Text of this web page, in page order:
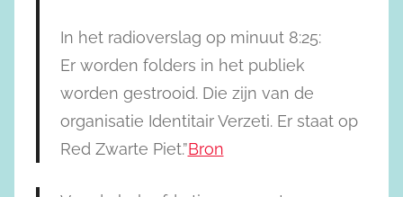
In het radioverslag op minuut 8:25:
Er worden folders in het publiek
worden gestrooid. Die zijn van de
organisatie Identitair Verzeti. Er staat op
Red Zwarte Piet.”Bron